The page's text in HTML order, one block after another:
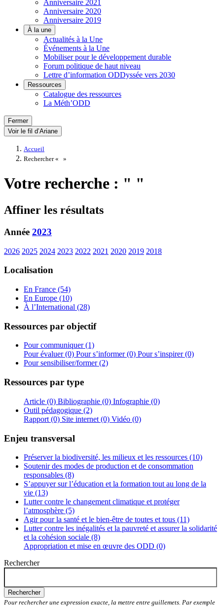
Anniversaire 2021
Anniversaire 2020
Anniversaire 2019
À la une
Actualités à la Une
Événements à la Une
Mobiliser pour le développement durable
Forum politique de haut niveau
Lettre d’information ODDyssée vers 2030
Ressources
Catalogue des ressources
La Méth’ODD
Fermer
Voir le fil d’Ariane
Accueil
Rechercher «
»
Votre recherche : " "
Affiner les résultats
Année 2023
2026 2025 2024 2023 2022 2021 2020 2019 2018
Localisation
En France (54)
En Europe (10)
À l’International (28)
Ressources par objectif
Pour communiquer (1)
Pour évaluer (0) Pour s’informer (0) Pour s’inspirer (0)
Pour sensibiliser/former (2)
Ressources par type
Article (0) Bibliographie (0) Infographie (0)
Outil pédagogique (2)
Rapport (0) Site internet (0) Vidéo (0)
Enjeu transversal
Préserver la biodiversité, les milieux et les ressources (10)
Soutenir des modes de production et de consommation
responsables (8)
S’appuyer sur l’éducation et la formation tout au long de la
vie (13)
Lutter contre le changement climatique et protéger
l’atmosphère (5)
Agir pour la santé et le bien-être de toutes et tous (11)
Lutter contre les inégalités et la pauvreté et assurer la solidarité
et la cohésion sociale (8)
Appropriation et mise en œuvre des ODD (0)
Rechercher
Rechercher
Pour rechercher une expression exacte, la mettre entre guillemets. Par exemple